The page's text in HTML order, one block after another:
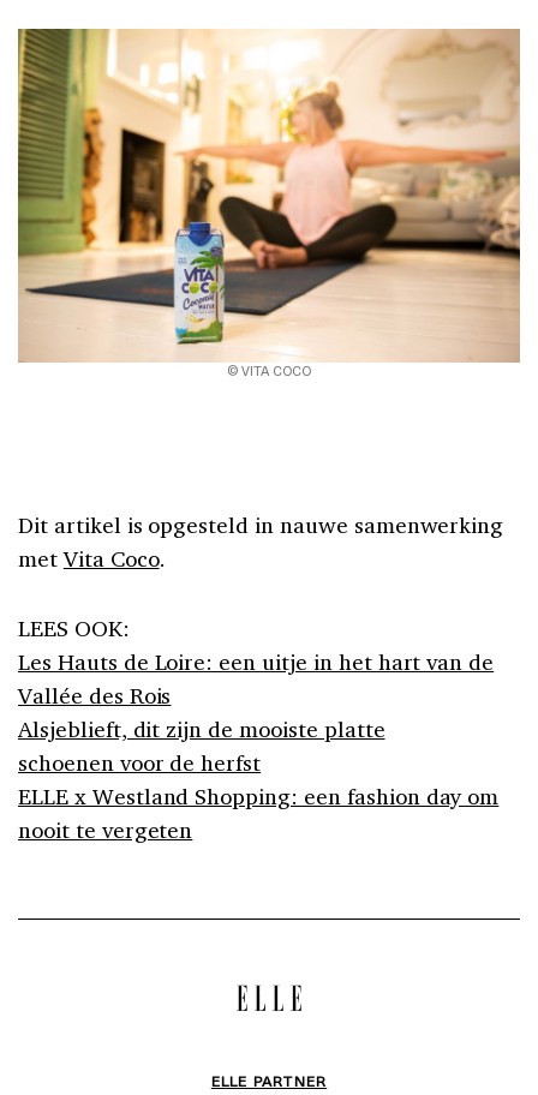
© VITA COCO
Dit artikel is opgesteld in nauwe samenwerking
metVita Coco.
LEES OOK:
Les Hauts de Loire: een uitje in het hart van de
Vallée des Rois
Alsjeblieft, dit zijn de mooiste platte
schoenen voor de herfst
ELLE x Westland Shopping: een fashion day om
nooit te vergeten
ELLE PARTNER